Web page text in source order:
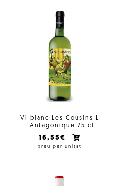
Vi blanc Les Cousins L
´Antagonique 75 cl
16,55€
preu per unitat